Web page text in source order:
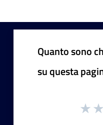
Quanto sono
su questa